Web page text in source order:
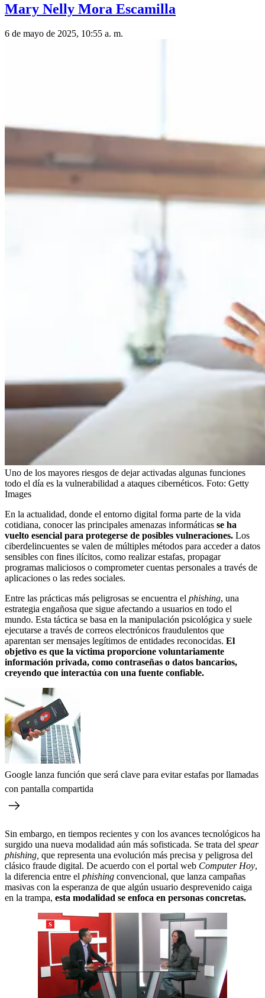
Mary Nelly Mora Escamilla
6 de mayo de 2025, 10:55 a. m.
Uno de los mayores riesgos de dejar activadas algunas funciones
todo el día es la vulnerabilidad a ataques cibernéticos. Foto: Getty
Images
En la actualidad, donde el entorno digital forma parte de la vida
cotidiana, conocer las principales amenazas informáticas se ha
vuelto esencial para protegerse de posibles vulneraciones. Los
ciberdelincuentes se valen de múltiples métodos para acceder a datos
sensibles con fines ilícitos, como realizar estafas, propagar
programas maliciosos o comprometer cuentas personales a través de
aplicaciones o las redes sociales.
Entre las prácticas más peligrosas se encuentra el phishing, una
estrategia engañosa que sigue afectando a usuarios en todo el
mundo. Esta táctica se basa en la manipulación psicológica y suele
ejecutarse a través de correos electrónicos fraudulentos que
aparentan ser mensajes legítimos de entidades reconocidas. El
objetivo es que la víctima proporcione voluntariamente
información privada, como contraseñas o datos bancarios,
creyendo que interactúa con una fuente confiable.
Google lanza función que será clave para evitar estafas por llamadas
con pantalla compartida
Sin embargo, en tiempos recientes y con los avances tecnológicos ha
surgido una nueva modalidad aún más sofisticada. Se trata del spear
phishing, que representa una evolución más precisa y peligrosa del
clásico fraude digital. De acuerdo con el portal web Computer Hoy,
la diferencia entre el phishing convencional, que lanza campañas
masivas con la esperanza de que algún usuario desprevenido caiga
en la trampa, esta modalidad se enfoca en personas concretas.